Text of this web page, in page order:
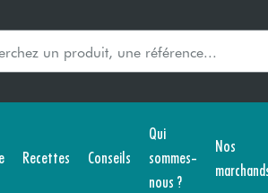
Recettes Conseils
Qui
sommes-
nous ?
Nos